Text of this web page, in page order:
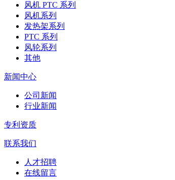
风机 PTC 系列
风机系列
发热架系列
PTC 系列
风轮系列
其他
新闻中心
公司新闻
行业新闻
专利资质
联系我们
人才招聘
在线留言